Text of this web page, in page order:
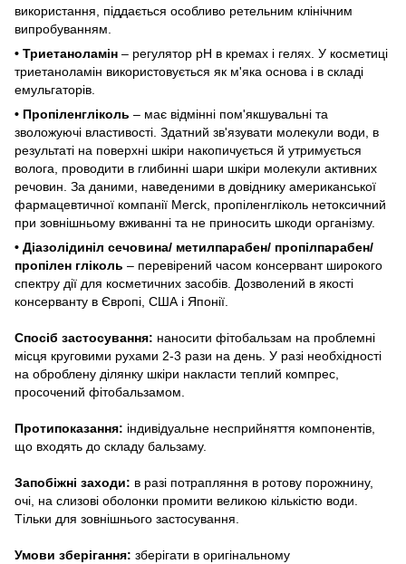
використання, піддається особливо ретельним клінічним
випробуванням.
• Триетаноламін – регулятор pH в кремах і гелях. У косметиці
триетаноламін використовується як м'яка основа і в складі
емульгаторів.
• Пропіленгліколь – має відмінні пом'якшувальні та
зволожуючі властивості. Здатний зв'язувати молекули води, в
результаті на поверхні шкіри накопичується й утримується
волога, проводити в глибинні шари шкіри молекули активних
речовин. За даними, наведеними в довіднику американської
фармацевтичної компанії Merck, пропіленгліколь нетоксичний
при зовнішньому вживанні та не приносить шкоди організму.
• Діазолідиніл сечовина/ метилпарабен/ пропілпарабен/
пропілен гліколь – перевірений часом консервант широкого
спектру дії для косметичних засобів. Дозволений в якості
консерванту в Європі, США і Японії.
Спосіб застосування: наносити фітобальзам на проблемні
місця круговими рухами 2-3 рази на день. У разі необхідності
на оброблену ділянку шкіри накласти теплий компрес,
просочений фітобальзамом.
Протипоказання: індивідуальне несприйняття компонентів,
що входять до складу бальзаму.
Запобіжні заходи: в разі потрапляння в ротову порожнину,
очі, на слизові оболонки промити великою кількістю води.
Тільки для зовнішнього застосування.
Умови зберігання: зберігати в оригінальному